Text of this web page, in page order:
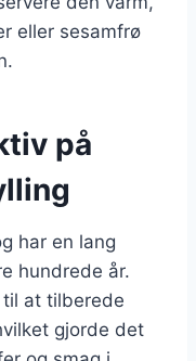
eller sesamfrø
på
har en lang
hundrede år.
til at tilberede
gjorde det